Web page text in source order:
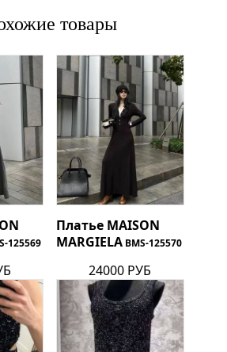
товары
125569
Платье MAISON
MARGIELA BMS-125570
24000 РУБ